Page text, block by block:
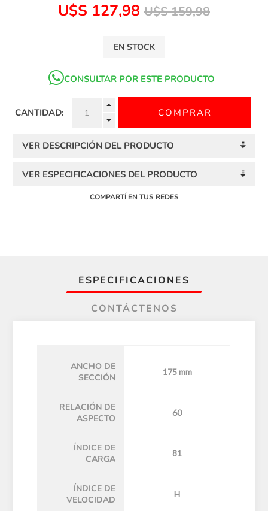
U$S 127,98 U$S 159,98
EN STOCK
CONSULTAR POR ESTE PRODUCTO
CANTIDAD:
VER DESCRIPCIÓN DEL PRODUCTO
VER ESPECIFICACIONES DEL PRODUCTO
COMPARTÍ EN TUS REDES
ESPECIFICACIONES
CONTÁCTENOS
ANCHO DE
SECCIÓN
175 mm
RELACIÓN DE
ASPECTO
60
ÍNDICE DE
CARGA
81
ÍNDICE DE
VELOCIDAD
H